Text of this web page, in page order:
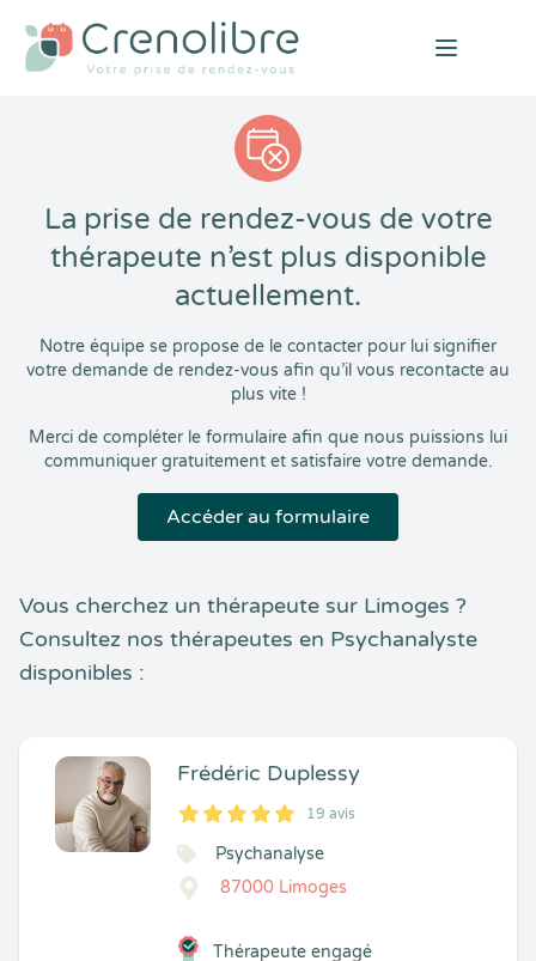
Open
La prise de rendez-vous de votre
thérapeute n’est plus disponible
actuellement.
Notre équipe se propose de le contacter pour lui signifier
votre demande de rendez-vous afin qu’il vous recontacte au
plus vite !
Merci de compléter le formulaire afin que nous puissions lui
communiquer gratuitement et satisfaire votre demande.
Accéder au formulaire
Vous cherchez un thérapeute sur Limoges ?
Consultez nos thérapeutes en Psychanalyste
disponibles :
Frédéric Duplessy
5
1
5
19 19 avis
Psychanalyse
87000 Limoges
Thérapeute engagé